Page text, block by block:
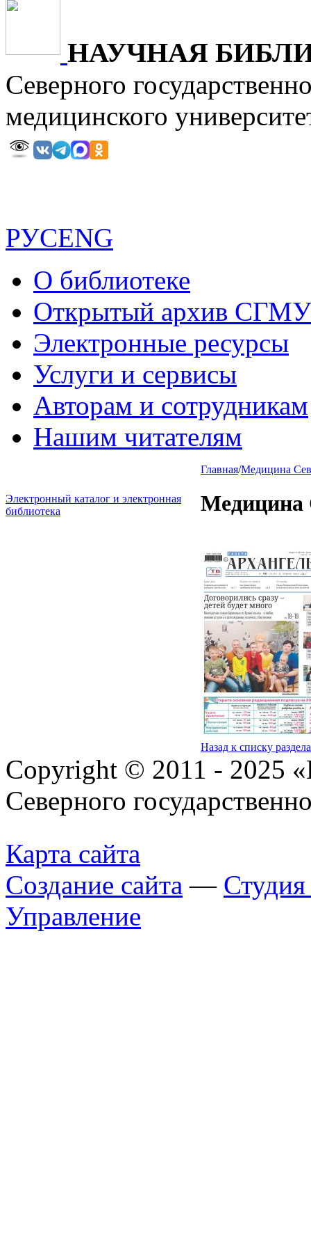
НАУЧНАЯ
Северного
медицинского
РУСENG
О библиотеке
Открытый архив СГМУ
Электронные ресурсы
Услуги и сервисы
Авторам и сотрудникам
Нашим читателям
Электронный каталог и электронная
библиотека
Главная/Медицина
Медицина
Назад к списку
Copyright © 2011 - 2025
Северного
Карта сайта
Создание сайта —
Управление